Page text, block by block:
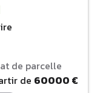
de parcelle
de 60000 €